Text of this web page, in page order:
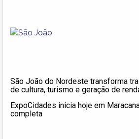
São João do Nordeste transforma
de cultura, turismo e geração de
ExpoCidades inicia hoje em
completa